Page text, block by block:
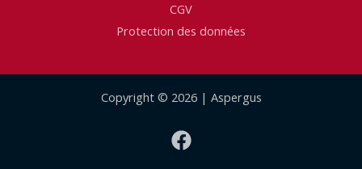
CGV
Protection des données
Copyright © 2026 | Aspergus